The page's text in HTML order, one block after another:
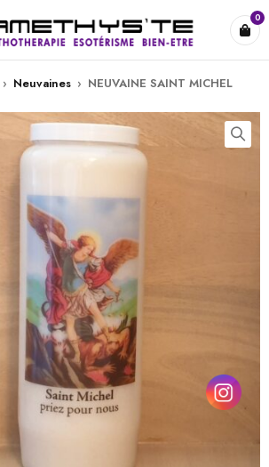
0
› Neuvaines › NEUVAINE SAINT MICHEL